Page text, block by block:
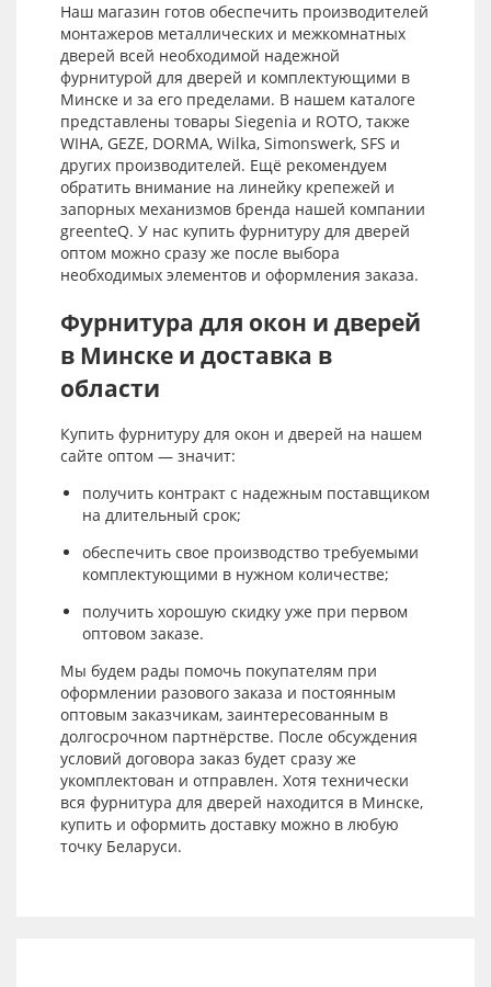
Наш магазин готов обеспечить производителей
монтажеров металлических и межкомнатных
дверей всей необходимой надежной
фурнитурой для дверей и комплектующими в
Минске и за его пределами. В нашем каталоге
представлены товары Siegenia и ROTO, также
WIHA, GEZE, DORMA, Wilka, Simonswerk, SFS и
других производителей. Ещё рекомендуем
обратить внимание на линейку крепежей и
запорных механизмов бренда нашей компании
greenteQ. У нас купить фурнитуру для дверей
оптом можно сразу же после выбора
необходимых элементов и оформления заказа.
Фурнитура для окон и дверей
в Минске и доставка в
области
Купить фурнитуру для окон и дверей на нашем
сайте оптом — значит:
получить контракт с надежным поставщиком
на длительный срок;
обеспечить свое производство требуемыми
комплектующими в нужном количестве;
получить хорошую скидку уже при первом
оптовом заказе.
Мы будем рады помочь покупателям при
оформлении разового заказа и постоянным
оптовым заказчикам, заинтересованным в
долгосрочном партнёрстве. После обсуждения
условий договора заказ будет сразу же
укомплектован и отправлен. Хотя технически
вся фурнитура для дверей находится в Минске,
купить и оформить доставку можно в любую
точку Беларуси.